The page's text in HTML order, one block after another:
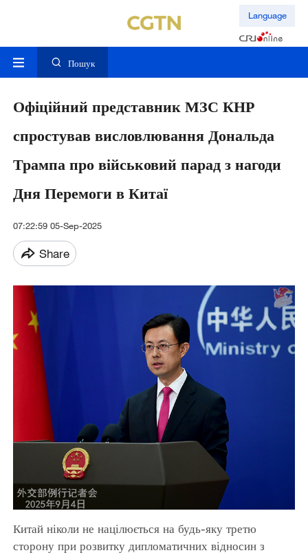
Language
Пошук
Офіційний представник МЗС КНР
спростував висловлювання Дональда
Трампа про військовий парад з нагоди
Дня Перемоги в Китаї
07:22:59 05-Sep-2025
Share
Китай ніколи не націлюється на будь-яку третю
сторону при розвитку дипломатичних відносин з